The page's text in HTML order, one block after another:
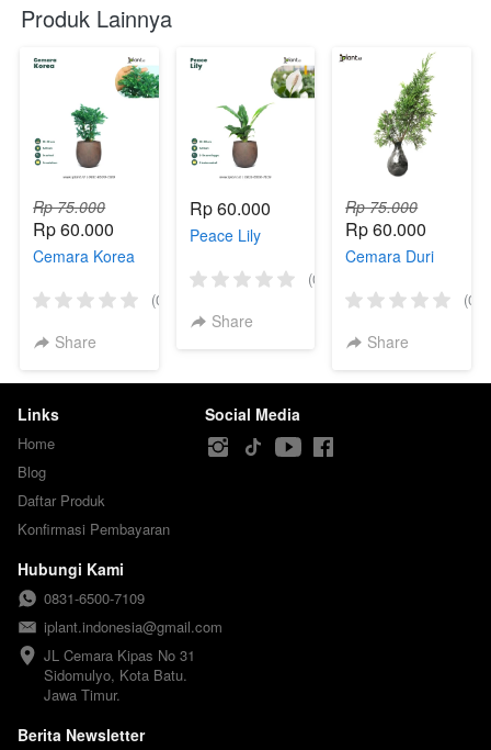
Produk Lainnya
Rp 75.000
Rp 60.000
Cemara Korea
(0)
Share
Rp 60.000
Peace Lily
(0)
Share
Rp 75.000
Rp 60.000
Cemara Duri
(0)
Share
Links
Home
Blog
Daftar Produk
Konfirmasi Pembayaran
Social Media
Hubungi Kami
0831-6500-7109
iplant.indonesia@gmail.com
JL Cemara Kipas No 31
Sidomulyo, Kota Batu.
Jawa Timur.
Berita Newsletter